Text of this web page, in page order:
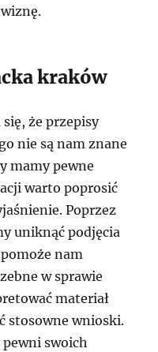
kraków
się, że przepisy
nie są nam znane
mamy pewne
warto poprosić
Poprzez
uniknąć podjęcia
nam
w sprawie
materiał
stosowne wnioski.
swoich